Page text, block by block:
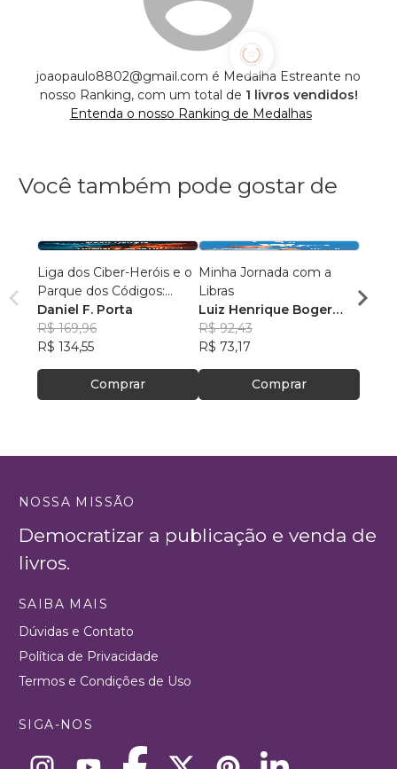
joaopaulo8802@gmail.com é Medalha Estreante no
nosso Ranking, com um total de 1 livros vendidos!
Entenda o nosso Ranking de Medalhas
Você também pode gostar de
Liga dos Ciber-Heróis e o
Parque dos Códigos:
Rumo ao Desconhecido
Daniel F. Porta
R$ 169,96
R$ 134,55
Comprar
Minha Jornada com a
Libras
Luiz Henrique Boger
Wessling
R$ 92,43
R$ 73,17
Comprar
R$
NOSSA MISSÃO
Democratizar a publicação e venda de
livros.
SAIBA MAIS
Dúvidas e Contato
Política de Privacidade
Termos e Condições de Uso
SIGA-NOS